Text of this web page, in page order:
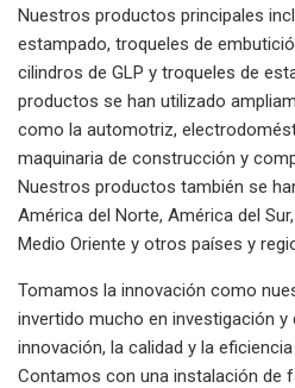
Nuestros productos principales
estampado, troqueles de
cilindros de GLP y troqueles de
productos se han utilizado
como la automotriz,
maquinaria de construcción y
Nuestros productos también se
América del Norte, América del
Medio Oriente y otros países y
Tomamos la innovación como
invertido mucho en investigación
innovación, la calidad y la
Contamos con una instalación de